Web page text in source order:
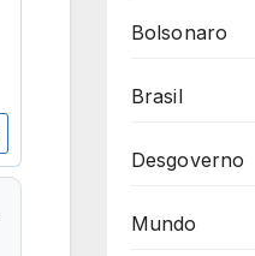
Bolsonaro
Brasil
Desgoverno
Mundo